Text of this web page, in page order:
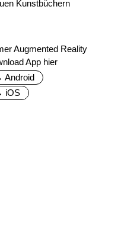
Kunstbüchern
Augmented Reality
App hier
Android
iOS